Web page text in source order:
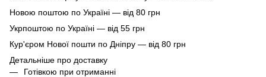
Новою поштою по Україні — від 80 грн
Укрпоштою по Україні — від 55 грн
Кур'єром Нової пошти по Дніпру — від 80 грн
Детальніше про доставку
Готівкою при отриманні